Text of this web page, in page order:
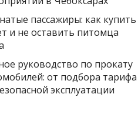
пассажиры: как купить
и не оставить питомца
руководство по прокату
от подбора тарифа
эксплуатации